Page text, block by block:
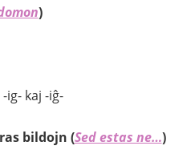
)
ig- kaj -iĝ-
bildojn (Sed estas ne…)